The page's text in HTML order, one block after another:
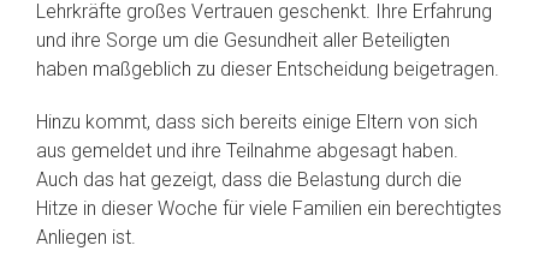
Lehrkräfte großes Vertrauen geschenkt. Ihre Erfahrung
und ihre Sorge um die Gesundheit aller Beteiligten
haben maßgeblich zu dieser Entscheidung beigetragen.
Hinzu kommt, dass sich bereits einige Eltern von sich
aus gemeldet und ihre Teilnahme abgesagt haben.
Auch das hat gezeigt, dass die Belastung durch die
Hitze in dieser Woche für viele Familien ein berechtigtes
Anliegen ist.